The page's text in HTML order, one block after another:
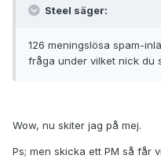
Steel säger:
126 meningslösa spam-
fråga under vilket nick du
Wow, nu skiter jag på mej.
Ps; men skicka ett PM så får